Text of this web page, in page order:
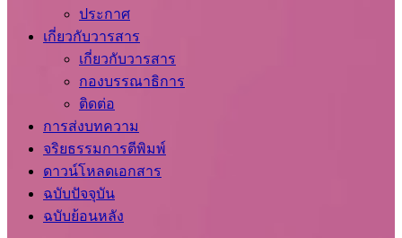
ประกาศ
เกี่ยวกับวารสาร
เกี่ยวกับวารสาร
กองบรรณาธิการ
ติดต่อ
การส่งบทความ
จริยธรรมการตีพิมพ์
ดาวน์โหลดเอกสาร
ฉบับปัจจุบัน
ฉบับย้อนหลัง